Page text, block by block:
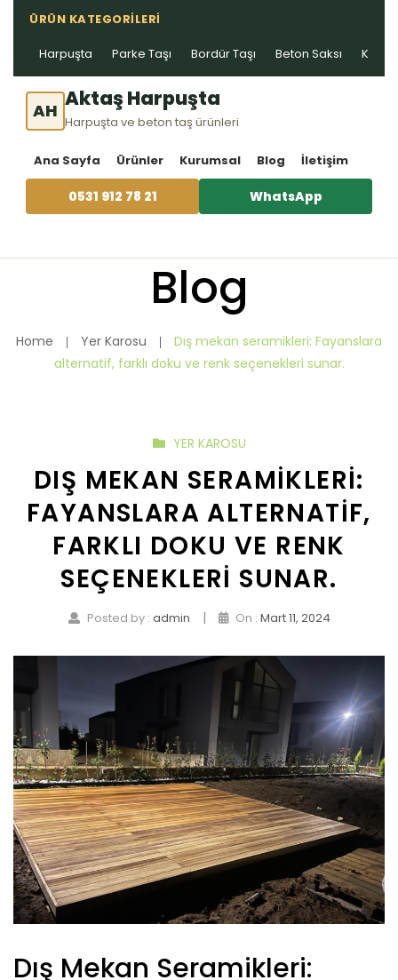
ÜRÜN KATEGORILERI
Harpuşta Parke Taşı Bordür Taşı Beton Saksı Kablo
AH Aktaş Harpuşta
Harpuşta ve beton taş ürünleri
Ana Sayfa Ürünler Kurumsal Blog İletişim
0531 912 78 21 WhatsApp
Blog
Home Yer Karosu
Dış mekan seramikleri: Fayanslara
alternatif, farklı doku ve renk seçenekleri sunar.
YER KAROSU
DIŞ MEKAN SERAMIKLERI:
FAYANSLARA ALTERNATIF,
FARKLI DOKU VE RENK
SEÇENEKLERI SUNAR.
Posted by : admin | On : Mart 11, 2024
Dış Mekan Seramikleri: